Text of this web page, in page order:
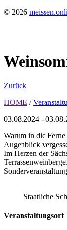
© 2026
Zurück
HOME /
03.08.2024 -
Warum in die
Augenblick
Im Herzen der
Staatliche
Veranstaltungsort